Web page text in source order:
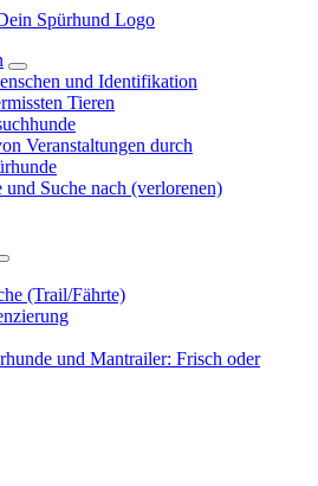
und Identifikation
Tieren
Veranstaltungen durch
und Suche nach (verlorenen)
(Trail/Fährte)
und Mantrailer: Frisch oder